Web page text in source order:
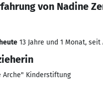
von Nadine
13 Jahre und 1 Monat, seit
Arche" Kinderstiftung